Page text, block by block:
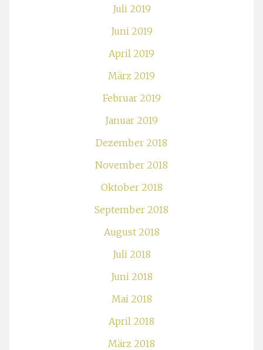
Juli 2019
Juni 2019
April 2019
März 2019
Februar 2019
Januar 2019
Dezember 2018
November 2018
Oktober 2018
September 2018
August 2018
Juli 2018
Juni 2018
Mai 2018
April 2018
März 2018